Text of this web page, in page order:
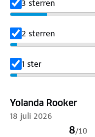
Lever ze in bij onze
nieuwe bestemming.
3 sterren
2 sterren
1 ster
Yolanda Rooker
18 juli 2026
8/10